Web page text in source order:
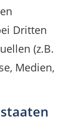
Dritten
(z.B.
Medien,